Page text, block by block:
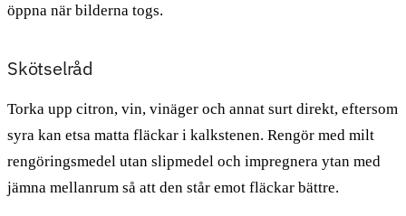
öppna när bilderna togs.
Skötselråd
Torka upp citron, vin, vinäger och annat surt direkt, eftersom
syra kan etsa matta fläckar i kalkstenen. Rengör med milt
rengöringsmedel utan slipmedel och impregnera ytan med
jämna mellanrum så att den står emot fläckar bättre.